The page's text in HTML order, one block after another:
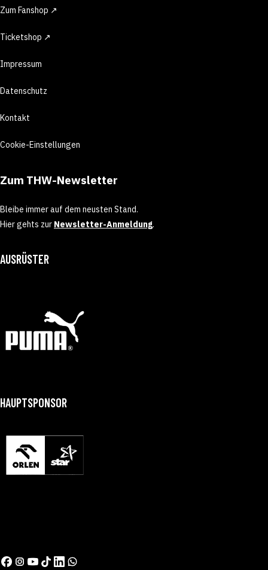
Zum Fanshop ↗
Ticketshop ↗
Impressum
Datenschutz
Kontakt
Cookie-Einstellungen
Zum THW-Newsletter
Bleibe immer auf dem neusten Stand.
Hier gehts zur Newsletter-Anmeldung.
AUSRÜSTER
HAUPTSPONSOR